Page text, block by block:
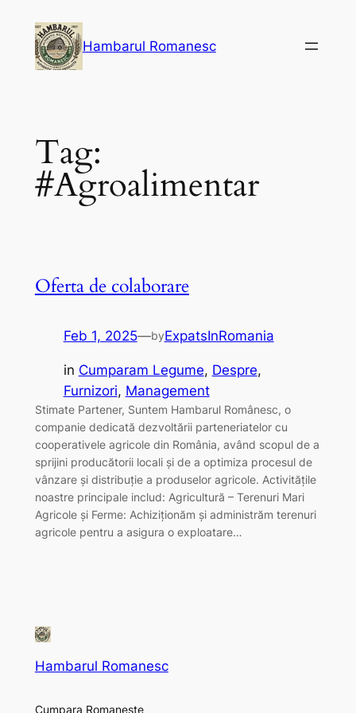
content
Hambarul Romanesc
Tag:
#Agroalimentar
Oferta de colaborare
Feb 1, 2025—byExpatsInRomania
in Cumparam Legume, Despre
Furnizori, Management
Stimate Partener, Suntem Hambarul Românesc, o
companie dedicată dezvoltării parteneriatelor cu
cooperativele agricole din România, având scopul de a
sprijini producătorii locali și de a optimiza procesul de
vânzare și distribuție a produselor agricole. Activitățile
noastre principale includ: Agricultură – Terenuri Mari
Agricole și Ferme: Achiziționăm și administrăm terenuri
agricole pentru a asigura o exploatare…
Hambarul Romanesc
Cumpara Romaneste